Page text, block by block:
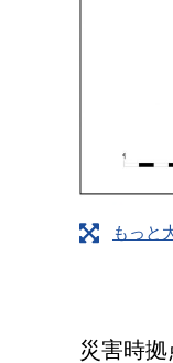
もっと
災害時拠